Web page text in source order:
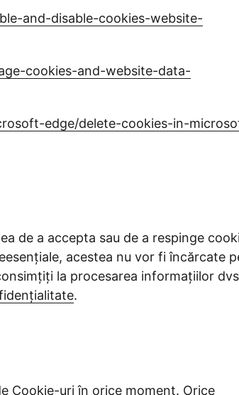
and-disable-cookies-website-
cookies-and-website-data-
edge/delete-cookies-in-
de a accepta sau de a respinge
acestea nu vor fi încărcate
la procesarea informațiilor
.
Cookie-uri în orice moment. Orice